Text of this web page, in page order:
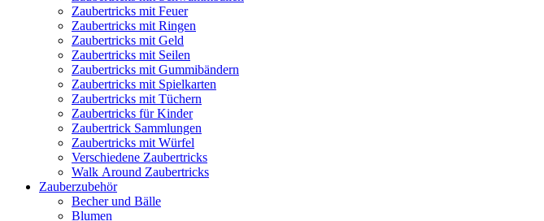
Zaubertricks mit Feuer
Zaubertricks mit Ringen
Zaubertricks mit Geld
Zaubertricks mit Seilen
Zaubertricks mit Gummibändern
Zaubertricks mit Spielkarten
Zaubertricks mit Tüchern
Zaubertricks für Kinder
Zaubertrick Sammlungen
Zaubertricks mit Würfel
Verschiedene Zaubertricks
Walk Around Zaubertricks
Zauberzubehör
Becher und Bälle
Blumen